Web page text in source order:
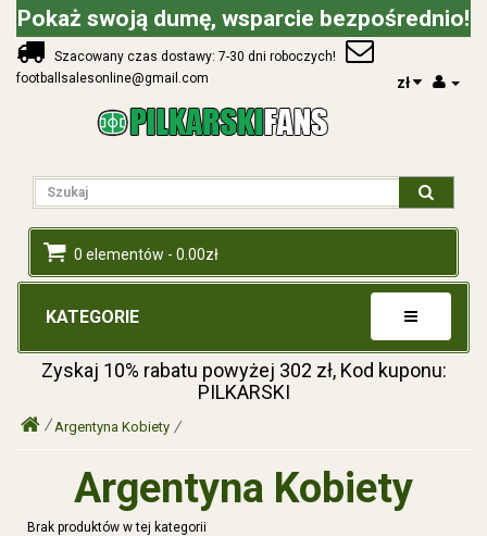
Pokaż swoją dumę, wsparcie bezpośrednio!
Szacowany czas dostawy: 7-30 dni roboczych!
footballsalesonline@gmail.com
zł
0 elementów - 0.00zł
KATEGORIE
Zyskaj 10% rabatu powyżej 302 zł, Kod kuponu:
PILKARSKI
Argentyna Kobiety
Argentyna Kobiety
Brak produktów w tej kategorii